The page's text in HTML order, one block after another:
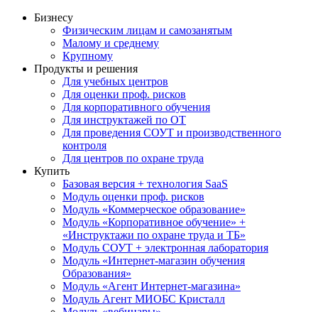
Бизнесу
Физическим лицам и самозанятым
Малому и среднему
Крупному
Продукты и решения
Для учебных центров
Для оценки проф. рисков
Для корпоративного обучения
Для инструктажей по ОТ
Для проведения СОУТ и производственного
контроля
Для центров по охране труда
Купить
Базовая версия + технология SaaS
Модуль оценки проф. рисков
Модуль «Коммерческое образование»
Модуль «Корпоративное обучение» +
«Инструктажи по охране труда и ТБ»
Модуль СОУТ + электронная лаборатория
Модуль «Интернет-магазин обучения
Образования»
Модуль «Агент Интернет-магазина»
Модуль Агент МИОБС Кристалл